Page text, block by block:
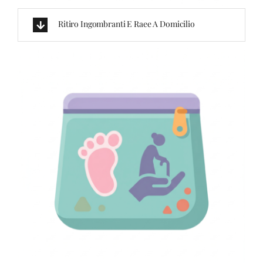
Ritiro Ingombranti E Raee A Domicilio